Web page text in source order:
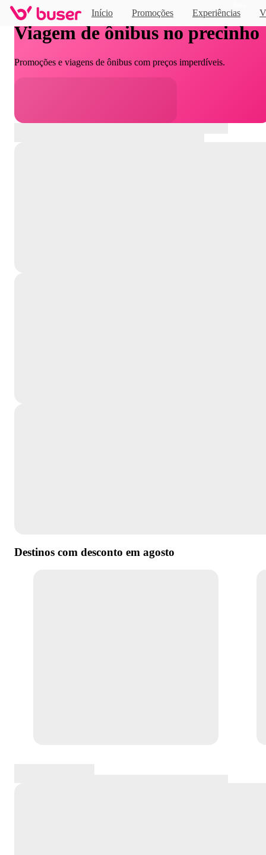
Início Promoções Experiências
Viagem de ônibus no precinho
Promoções e viagens de ônibus com preços imperdíveis.
Destinos com desconto em agosto